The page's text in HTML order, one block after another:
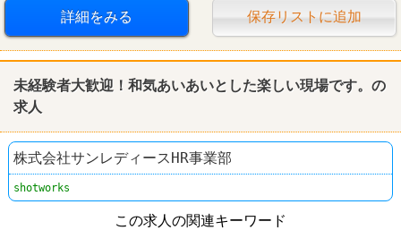
詳細をみる 保存リストに追加
未経験者大歓迎！和気あいあいとした楽しい現場です。の
求人
株式会社サンレディースHR事業部
shotworks
この求人の関連キーワード